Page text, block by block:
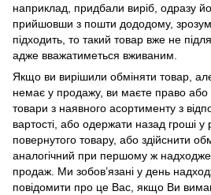
наприклад, придбали виріб, одразу
прийшовши з пошти дододому,
підходить, то такий товар вже не
адже вважатиметься вживаним.
Якщо ви вирішили обміняти товар,
немає у продажу, ви маєте право або
товари з наявного асортименту з
вартості, або одержати назад гроші у
повернутого товару, або здійснити
аналогічний при першому ж
продаж. Ми зобов’язані у день
повідомити про це Вас, якщо Ви